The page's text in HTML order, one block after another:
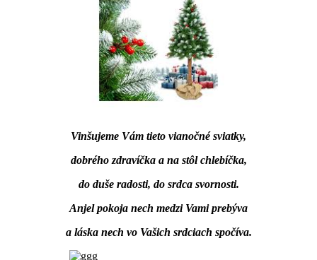
Vinšujeme Vám tieto vianočné sviatky,
dobrého zdravíčka a na stôl chlebíčka,
do duše radosti, do srdca svornosti.
Anjel pokoja nech medzi Vami prebýva
a láska nech vo Vašich srdciach spočíva.